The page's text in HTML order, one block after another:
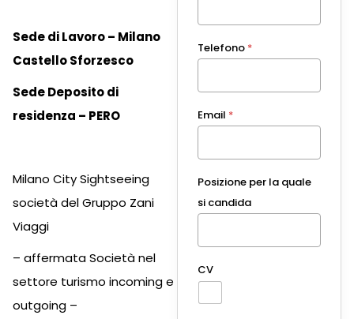
Sede di Lavoro – Milano
Castello Sforzesco
Sede Deposito di
residenza – PERO
Milano City Sightseeing
società del Gruppo Zani
Viaggi
– affermata Società nel
settore turismo incoming e
outgoing –
Telefono *
Email *
Posizione per la quale
si candida
CV